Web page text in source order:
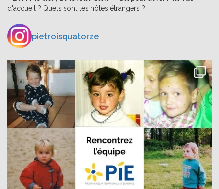
d'accueil ? Quels sont les hôtes étrangers ?
pietroisquatorze